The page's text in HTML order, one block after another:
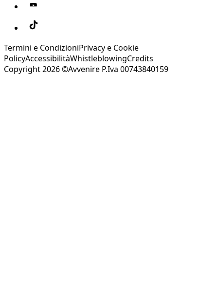
Termini e CondizioniPrivacy e Cookie
PolicyAccessibilitàWhistleblowingCredits
Copyright 2026 ©Avvenire P.Iva 00743840159